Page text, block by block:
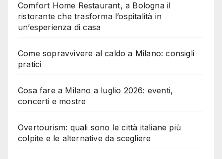
Comfort Home Restaurant, a Bologna il
ristorante che trasforma l’ospitalità in
un’esperienza di casa
Come sopravvivere al caldo a Milano: consigli
pratici
Cosa fare a Milano a luglio 2026: eventi,
concerti e mostre
Overtourism: quali sono le città italiane più
colpite e le alternative da scegliere